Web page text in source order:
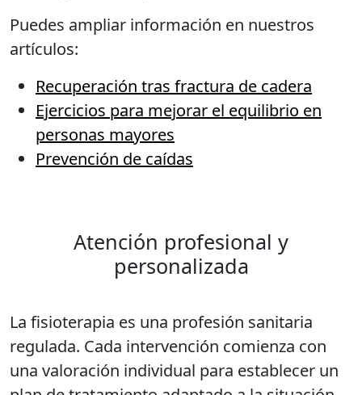
Puedes ampliar información en nuestros
artículos:
Recuperación tras fractura de cadera
Ejercicios para mejorar el equilibrio en
personas mayores
Prevención de caídas
Atención profesional y
personalizada
La fisioterapia es una profesión sanitaria
regulada. Cada intervención comienza con
una valoración individual para establecer un